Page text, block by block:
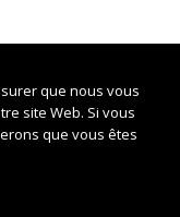
légales et
que nous vous
site Web. Si vous
que vous êtes